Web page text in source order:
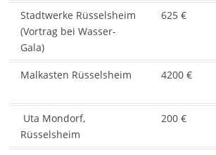
Stadtwerke Rüsselsheim
(Vortrag bei Wasser-
Gala)
625 €
Malkasten Rüsselsheim 4200 €
Uta Mondorf,
Rüsselsheim
200 €